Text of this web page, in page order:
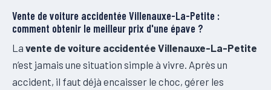
Vente de voiture accidentée Villenauxe-La-Petite :
comment obtenir le meilleur prix d'une épave ?
La vente de voiture accidentée Villenauxe-La-Petite
n’est jamais une situation simple à vivre. Après un
accident, il faut déjà encaisser le choc, gérer les